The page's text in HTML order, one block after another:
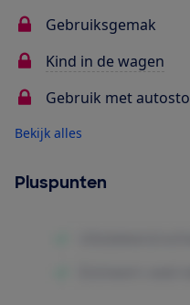
Gebruiksgemak
Kind in de wagen
Gebruik met
Bekijk alles
Pluspunten